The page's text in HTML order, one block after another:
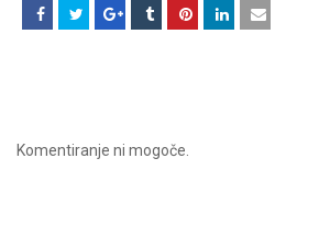
Komentiranje ni mogoče.